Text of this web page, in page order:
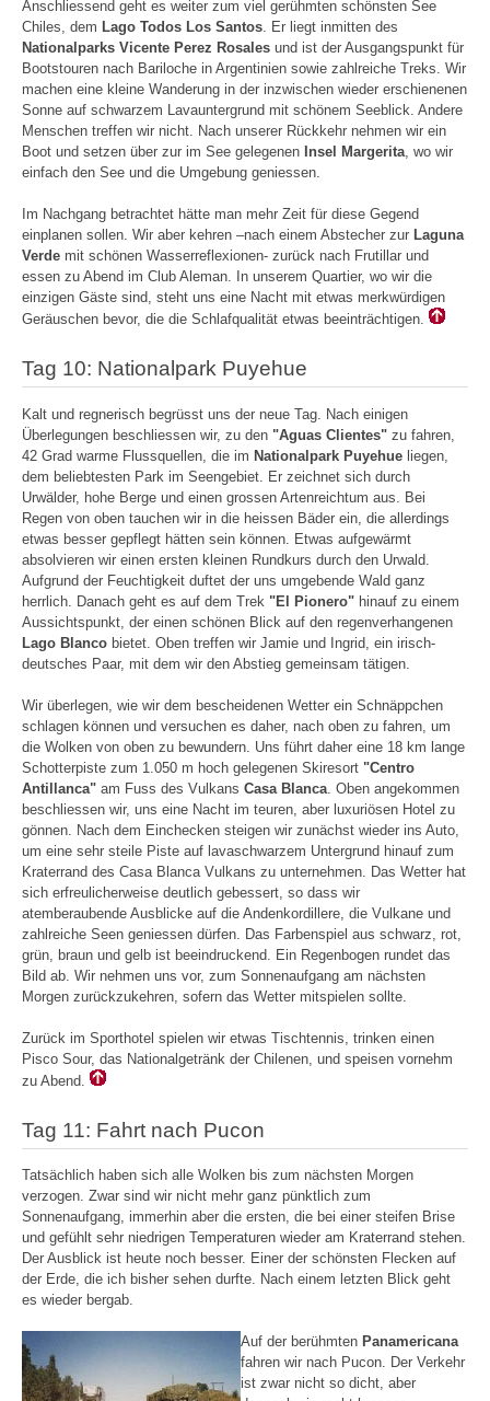
Anschliessend geht es weiter zum viel gerühmten schönsten See
Chiles, dem Lago Todos Los Santos. Er liegt inmitten des
Nationalparks Vicente Perez Rosales und ist der Ausgangspunkt für
Bootstouren nach Bariloche in Argentinien sowie zahlreiche Treks. Wir
machen eine kleine Wanderung in der inzwischen wieder erschienenen
Sonne auf schwarzem Lavauntergrund mit schönem Seeblick. Andere
Menschen treffen wir nicht. Nach unserer Rückkehr nehmen wir ein
Boot und setzen über zur im See gelegenen Insel Margerita, wo wir
einfach den See und die Umgebung geniessen.
Im Nachgang betrachtet hätte man mehr Zeit für diese Gegend
einplanen sollen. Wir aber kehren –nach einem Abstecher zur Laguna
Verde mit schönen Wasserreflexionen- zurück nach Frutillar und
essen zu Abend im Club Aleman. In unserem Quartier, wo wir die
einzigen Gäste sind, steht uns eine Nacht mit etwas merkwürdigen
Geräuschen bevor, die die Schlafqualität etwas beeinträchtigen.
Tag 10: Nationalpark Puyehue
Kalt und regnerisch begrüsst uns der neue Tag. Nach einigen
Überlegungen beschliessen wir, zu den "Aguas Clientes" zu fahren,
42 Grad warme Flussquellen, die im Nationalpark Puyehue liegen,
dem beliebtesten Park im Seengebiet. Er zeichnet sich durch
Urwälder, hohe Berge und einen grossen Artenreichtum aus. Bei
Regen von oben tauchen wir in die heissen Bäder ein, die allerdings
etwas besser gepflegt hätten sein können. Etwas aufgewärmt
absolvieren wir einen ersten kleinen Rundkurs durch den Urwald.
Aufgrund der Feuchtigkeit duftet der uns umgebende Wald ganz
herrlich. Danach geht es auf dem Trek "El Pionero" hinauf zu einem
Aussichtspunkt, der einen schönen Blick auf den regenverhangenen
Lago Blanco bietet. Oben treffen wir Jamie und Ingrid, ein irisch-
deutsches Paar, mit dem wir den Abstieg gemeinsam tätigen.
Wir überlegen, wie wir dem bescheidenen Wetter ein Schnäppchen
schlagen können und versuchen es daher, nach oben zu fahren, um
die Wolken von oben zu bewundern. Uns führt daher eine 18 km lange
Schotterpiste zum 1.050 m hoch gelegenen Skiresort "Centro
Antillanca" am Fuss des Vulkans Casa Blanca . Oben angekommen
beschliessen wir, uns eine Nacht im teuren, aber luxuriösen Hotel zu
gönnen. Nach dem Einchecken steigen wir zunächst wieder ins Auto,
um eine sehr steile Piste auf lavaschwarzem Untergrund hinauf zum
Kraterrand des Casa Blanca Vulkans zu unternehmen. Das Wetter hat
sich erfreulicherweise deutlich gebessert, so dass wir
atemberaubende Ausblicke auf die Andenkordillere, die Vulkane und
zahlreiche Seen geniessen dürfen. Das Farbenspiel aus schwarz, rot,
grün, braun und gelb ist beeindruckend. Ein Regenbogen rundet das
Bild ab. Wir nehmen uns vor, zum Sonnenaufgang am nächsten
Morgen zurückzukehren, sofern das Wetter mitspielen sollte.
Zurück im Sporthotel spielen wir etwas Tischtennis, trinken einen
Pisco Sour, das Nationalgetränk der Chilenen, und speisen vornehm
zu Abend.
Tag 11: Fahrt nach Pucon
Tatsächlich haben sich alle Wolken bis zum nächsten Morgen
verzogen. Zwar sind wir nicht mehr ganz pünktlich zum
Sonnenaufgang, immerhin aber die ersten, die bei einer steifen Brise
und gefühlt sehr niedrigen Temperaturen wieder am Kraterrand stehen.
Der Ausblick ist heute noch besser. Einer der schönsten Flecken auf
der Erde, die ich bisher sehen durfte. Nach einem letzten Blick geht
es wieder bergab.
Auf der berühmten Panamericana
fahren wir nach Pucon. Der Verkehr
ist zwar nicht so dicht, aber